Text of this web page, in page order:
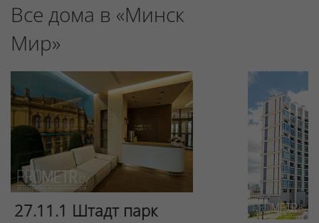
Все дома в «Минск
Мир»
27.11.1 Штадт парк